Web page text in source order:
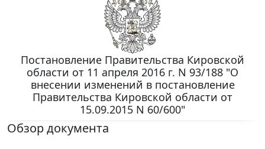
Постановление Правительства Кировской
области от 11 апреля 2016 г. N 93/188 "О
внесении изменений в постановление
Правительства Кировской области от
15.09.2015 N 60/600"
Обзор документа